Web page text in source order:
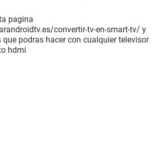
pagina
convertir-tv-en-smart-tv/ y
podras hacer con cualquier televisor
hdmi